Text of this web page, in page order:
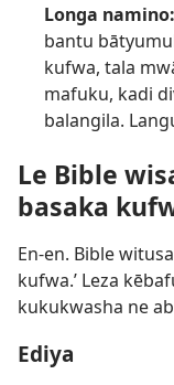
Longa namino:
bantu
kufwa, tala
mafuku, kadi
balangila.
Le Bible
basaka
En-en. Bible
kufwa.’ Leza
kukukwasha ne
Ediya